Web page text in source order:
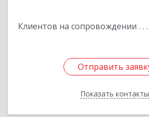
Клиентов на сопровождении
Отправить
Показать контакты
Отправить
Назад